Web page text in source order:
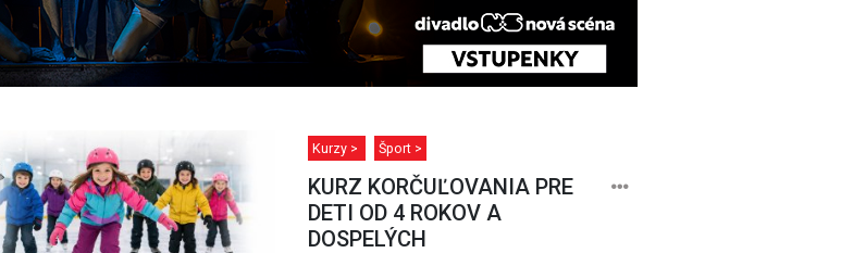
Kurzy > Šport >
KURZ KORČUĽOVANIA PRE
DETI OD 4 ROKOV A
DOSPELÝCH